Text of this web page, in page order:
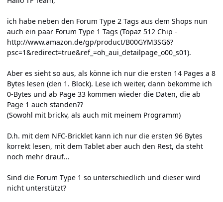
ich habe neben den Forum Type 2 Tags aus dem Shops nun
auch ein paar Forum Type 1 Tags (Topaz 512 Chip -
http://www.amazon.de/gp/product/B00GYM3SG6?
psc=1&redirect=true&ref_=oh_aui_detailpage_o00_s01).
Aber es sieht so aus, als könne ich nur die ersten 14 Pages a 8
Bytes lesen (den 1. Block). Lese ich weiter, dann bekomme ich
0-Bytes und ab Page 33 kommen wieder die Daten, die ab
Page 1 auch standen??
(Sowohl mit brickv, als auch mit meinem Programm)
D.h. mit dem NFC-Bricklet kann ich nur die ersten 96 Bytes
korrekt lesen, mit dem Tablet aber auch den Rest, da steht
noch mehr drauf...
Sind die Forum Type 1 so unterschiedlich und dieser wird
nicht unterstützt?